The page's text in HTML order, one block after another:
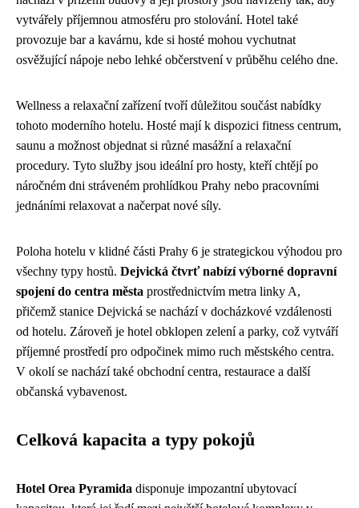
vytvářely příjemnou atmosféru pro stolování. Hotel také
provozuje bar a kavárnu, kde si hosté mohou vychutnat
osvěžující nápoje nebo lehké občerstvení v průběhu celého dne.
Wellness a relaxační zařízení tvoří důležitou součást nabídky
tohoto moderního hotelu. Hosté mají k dispozici fitness centrum,
saunu a možnost objednat si různé masážní a relaxační
procedury. Tyto služby jsou ideální pro hosty, kteří chtějí po
náročném dni stráveném prohlídkou Prahy nebo pracovními
jednáními relaxovat a načerpat nové síly.
Poloha hotelu v klidné části Prahy 6 je strategickou výhodou pro
všechny typy hostů. Dejvická čtvrť nabízí výborné dopravní
spojení do centra města prostřednictvím metra linky A,
přičemž stanice Dejvická se nachází v docházkové vzdálenosti
od hotelu. Zároveň je hotel obklopen zelení a parky, což vytváří
příjemné prostředí pro odpočinek mimo ruch městského centra.
V okolí se nachází také obchodní centra, restaurace a další
občanská vybavenost.
Celková kapacita a typy pokojů
Hotel Orea Pyramida disponuje impozantní ubytovací